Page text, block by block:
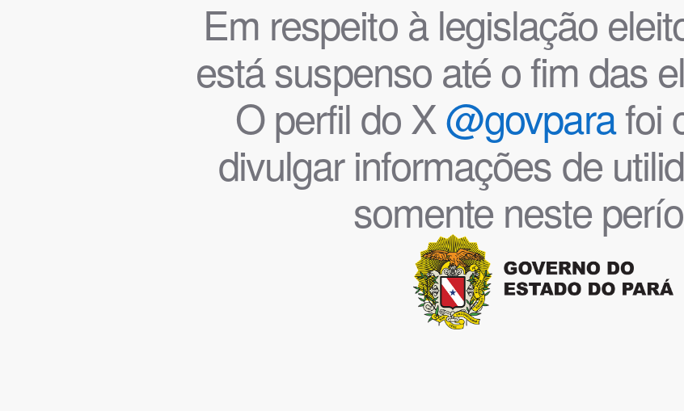
Em respeito à legislação
está suspenso até o fim das
O perfil do X@govparafoi
divulgar informações de
somente neste